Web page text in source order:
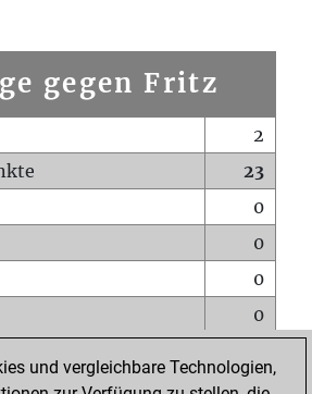
gegen Fritz
2
23
0
0
0
0
Brett
0
und vergleichbare Technologien,